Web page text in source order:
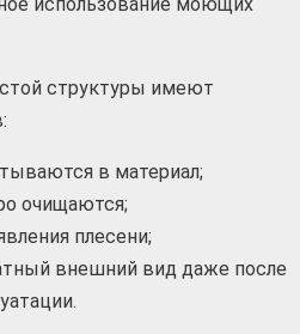
структуры имеют
в материал;
очищаются;
плесени;
внешний вид даже после